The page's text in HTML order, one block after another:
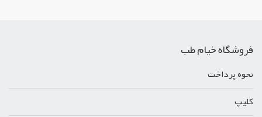
فروشگاه خیام طب
نحوه پرداخت
کليپ